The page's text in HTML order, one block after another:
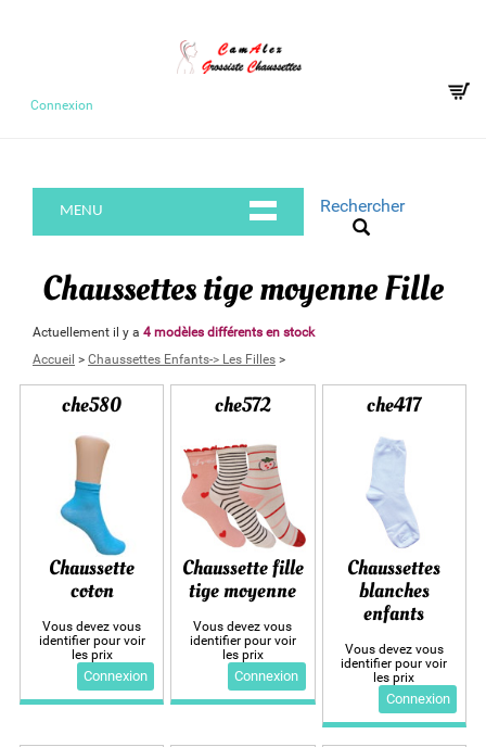
Connexion
MENU Rechercher
Chaussettes tige moyenne Fille
Actuellement il y a 4 modèles différents en stock
Accueil > Chaussettes Enfants-> Les Filles >
che580
Chaussette
coton
Vous devez vous
identifier pour voir
les prix
Connexion
che572
Chaussette fille
tige moyenne
Vous devez vous
identifier pour voir
les prix
Connexion
che417
Chaussettes
blanches
enfants
Vous devez vous
identifier pour voir
les prix
Connexion